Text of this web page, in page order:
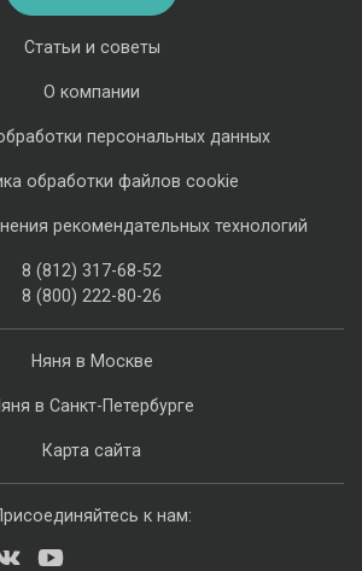
Няня в Москве
в Санкт-Петербурге
Карта сайта
Статьи и советы
О компании
персональных данных
обработки файлов cookie
рекомендательных технологий
8 (812) 317-68-52
8 (800) 222-80-26
к нам: